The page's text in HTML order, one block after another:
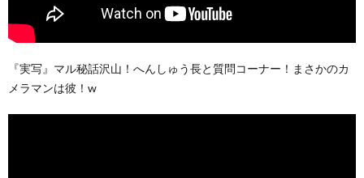
『実写』マル秘話沢山！へんしゅう長と質問コーナー！まさかのカ
メラマンは彼！w